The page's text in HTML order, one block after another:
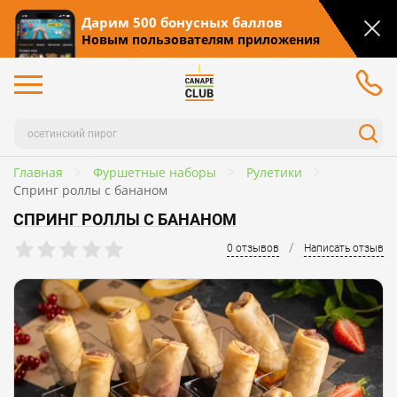
Дарим 500 бонусных баллов
Новым пользователям приложения
Главная Фуршетные наборы
Рулетики
Спринг роллы с бананом
СПРИНГ РОЛЛЫ С БАНАНОМ
0 отзывов / Написать отзыв